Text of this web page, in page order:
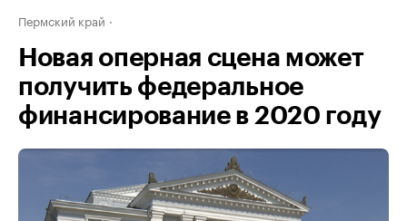
Пермский край
Новая оперная сцена может
получить федеральное
финансирование в 2020 году